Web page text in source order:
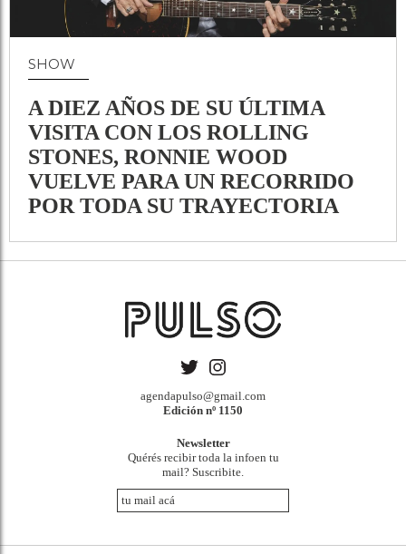
SHOW
A DIEZ AÑOS DE SU ÚLTIMA
VISITA CON LOS ROLLING
STONES, RONNIE WOOD
VUELVE PARA UN RECORRIDO
POR TODA SU TRAYECTORIA
agendapulso@gmail.com
Edición nº 1150
Newsletter
Quérés recibir toda la infoen tu
mail? Suscribite.